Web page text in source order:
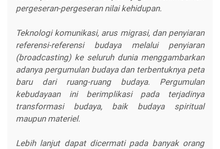
pergeseran-pergeseran nilai kehidupan.
Teknologi komunikasi, arus migrasi, dan penyiaran
referensi-referensi budaya melalui penyiaran
(broadcasting) ke seluruh dunia menggambarkan
adanya pergumulan budaya dan terbentuknya peta
baru dari ruang-ruang budaya. Pergumulan
kebudayaan ini berimplikasi pada terjadinya
transformasi budaya, baik budaya spiritual
maupun materiel.
Lebih lanjut dapat dicermati pada banyak orang